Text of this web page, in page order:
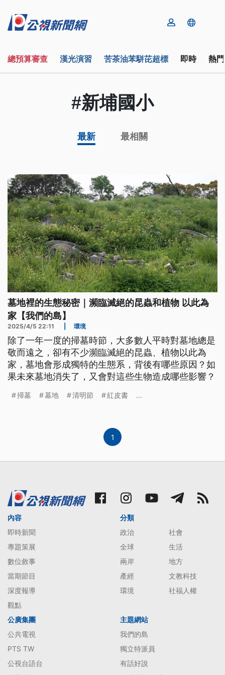
總預算審查 漢光演習 苦茶油苯駢芘超標 即時 熱
#新埔國小
最新 最相關
墓地裡的生態秘密｜瀕臨滅絕的昆蟲和植物 以此為
家【我們的島】
2025/4/5 22:11 環境
除了一年一度的掃墓時節，大多數人平時對墓地總是
敬而遠之，卻有不少瀕臨滅絕的昆蟲、植物以此為
家，墓地會形成獨特的生態系，背後有哪些原因？如
果未來墓地消失了，又會對這些生物造成哪些影響？
掃墓 墓地 清明節 紅皮書 ...
1
內容
即時新聞
專題策展
數位敘事
當期節目
深度報導
觀點
分類
政治
社會
全球
生活
兩岸
地方
產經
文教科技
環境
社福人權
公廣集團
公共電視
PTS TW
公視台語台
主題網站
我們的島
獨立特派員
有話好說